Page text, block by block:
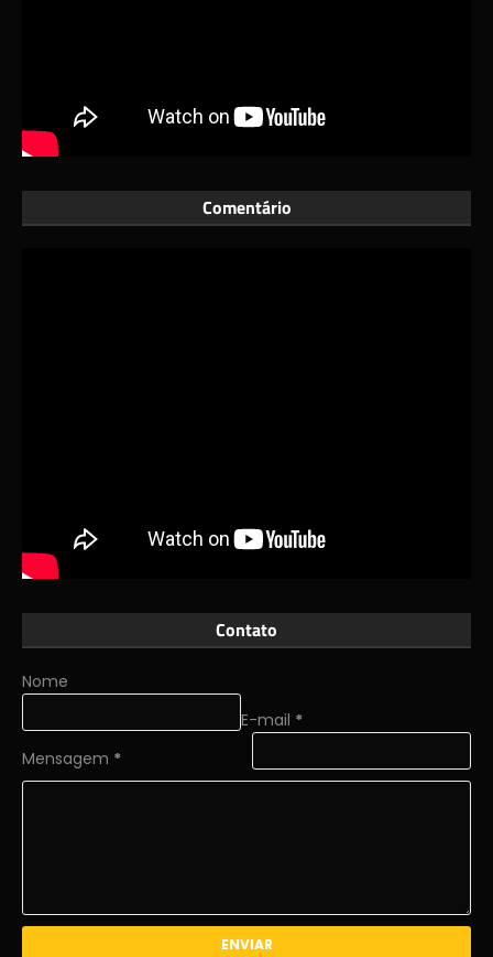
Comentário
Contato
Nome
E-mail *
Mensagem *